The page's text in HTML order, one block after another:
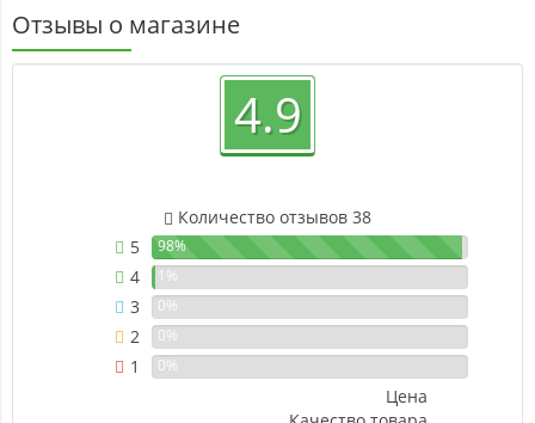
Отзывы о магазине
4.9
Количество отзывов 38
5
98%
4 1%
3 0%
2 0%
1 0%
Цена